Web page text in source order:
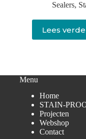
Sealers,
Lees
Menu
Home
STAIN-
Projecten
Webshop
Contact